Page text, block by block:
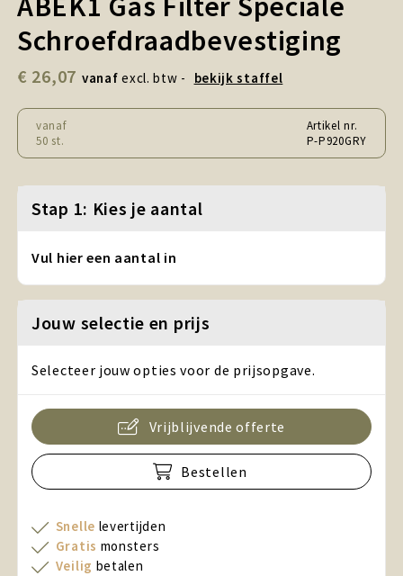
Snoepgoed en Koek
Sport, Spel en Speelgoed
Technologie
Tassen
Schroefdraadbevestiging
€ 26,07 vanaf excl. btw - bekijk staffel
vanaf
50 st.
Artikel nr.
P-P920GRY
Stap 1: Kies je aantal
Vul hier een aantal in
Jouw selectie en prijs
Selecteer jouw opties voor de prijsopgave.
Vrijblijvende offerte
Bestellen
Snelle levertijden
Gratis monsters
Veilig betalen